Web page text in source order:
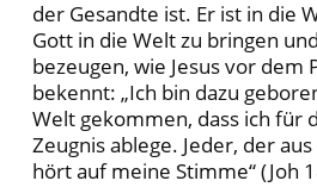
der Gesandte ist. Er ist in die
Gott in die Welt zu bringen
bezeugen, wie Jesus vor dem
bekennt: „Ich bin dazu
Welt gekommen, dass ich für
Zeugnis ablege. Jeder, der
hört auf meine Stimme“ (Joh